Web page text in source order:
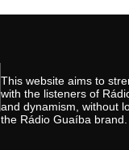
This website aims to
with the listeners of
and dynamism, without
the Rádio Guaíba brand.